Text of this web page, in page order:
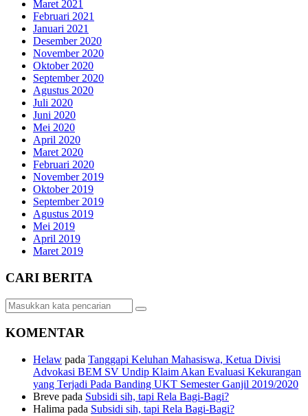
Maret 2021
Februari 2021
Januari 2021
Desember 2020
November 2020
Oktober 2020
September 2020
Agustus 2020
Juli 2020
Juni 2020
Mei 2020
April 2020
Maret 2020
Februari 2020
November 2019
Oktober 2019
September 2019
Agustus 2019
Mei 2019
April 2019
Maret 2019
CARI BERITA
KOMENTAR
Helaw pada Tanggapi Keluhan Mahasiswa, Ketua Divisi
Advokasi BEM SV Undip Klaim Akan Evaluasi Kekurangan
yang Terjadi Pada Banding UKT Semester Ganjil 2019/2020
Breve pada Subsidi sih, tapi Rela Bagi-Bagi?
Halima pada Subsidi sih, tapi Rela Bagi-Bagi?